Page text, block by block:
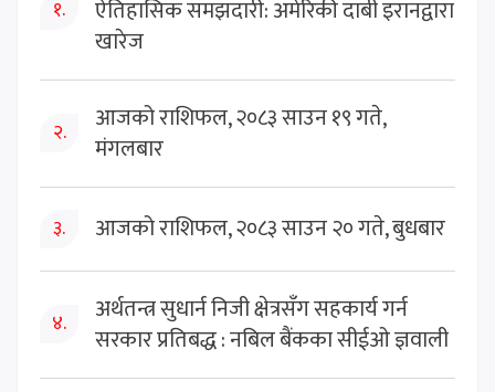
१.
ऐतिहासिक समझदारी: अमेरिकी दाबी इरानद्वारा
खारेज
२.
आजको राशिफल, २०८३ साउन १९ गते,
मंगलबार
३. आजको राशिफल, २०८३ साउन २० गते, बुधबार
४.
अर्थतन्त्र सुधार्न निजी क्षेत्रसँग सहकार्य गर्न
सरकार प्रतिबद्ध : नबिल बैंकका सीईओ ज्ञवाली